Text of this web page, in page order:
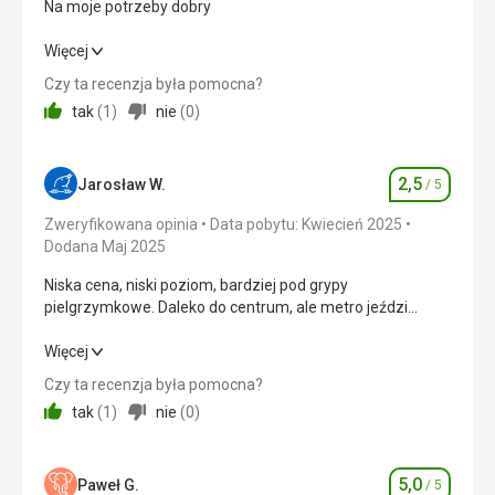
Na moje potrzeby dobry
Na moje potrzeby dobry
Wyżywienie
Okolica 5,0/ 5
Usługi 5,0
Bardzo dobre
Zakwaterowanie
Było dobrze
Bardzo dobre
Więcej
Czy ta recenzja była pomocna?
tak(1 ) nie (0)
Jarosław W. Ocena
2,5 / 5
Zweryfikowana opinia
Data pobytu: Kwiecień 2025
Dodana Maj 2025
Niska cena, niski poziom, bardziej pod grypy
pielgrzymkowe. Daleko do centrum, ale metro jeździ
Niska cena, niski poziom, bardziej pod grypy
pielgrzymkowe. Daleko do centrum, ale metro jeździ
dobrze. Tylko trzeba wracać przed zmierzchem
Zakwaterowanie 3,0/ 5
Więcej
Czy ta recenzja była pomocna?
tak(1 ) nie (0)
Paweł G. 5,0 / 5